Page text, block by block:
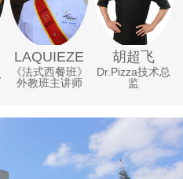
LAQUIEZE
《法式西餐班》
外教班主讲师
胡超飞
Dr.Pizza技术总
监